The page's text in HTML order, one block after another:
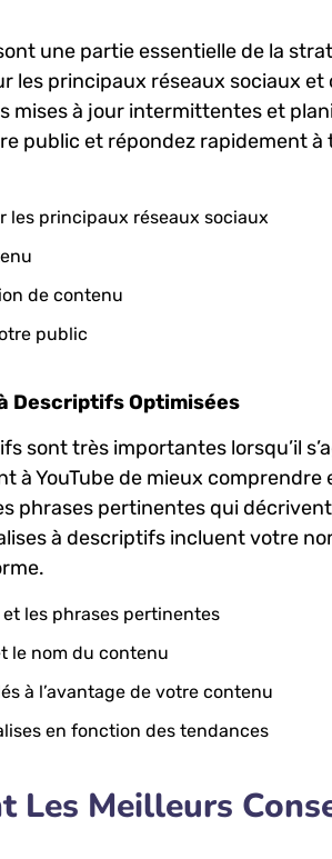
une partie essentielle de la
les principaux⁤ réseaux sociaux
mises ⁤à jour ‍intermittentes et
public et répondez rapidement
les principaux réseaux sociaux
de⁢ contenu
public
Descriptifs Optimisées
sont très importantes lorsqu’il​
à YouTube de mieux
phrases pertinentes ⁢qui
à descriptifs incluent votre
et les phrases pertinentes
le nom du contenu
à l’avantage⁣ de votre⁤ contenu
en fonction⁤ des tendances
Les Meilleurs